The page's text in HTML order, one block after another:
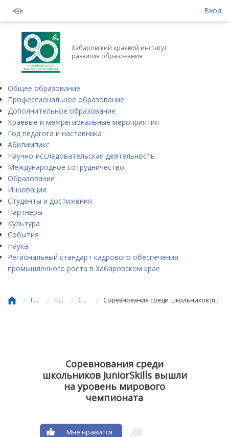
Вход
Хабаровский краевой институт
развития образования
Общее образование
Профессиональное образование
Дополнительное образование
Краевые и межрегиональные мероприятия
Год педагога и наставника
Абилимпикс
Научно-исследовательская деятельность
Международное сотрудничество
Образование
Инновации
Студенты и достижения
Партнеры
Культура
События
Наука
Региональный стандарт кадрового обеспечения
промышленного роста в Хабаровском крае
/ Главная / Новости / События / Соревнования среди школьников JuniorSkills вышли на уровень мирового чемпионата
Соревнования среди
школьников JuniorSkills вышли
на уровень мирового
чемпионата
Мне нравится